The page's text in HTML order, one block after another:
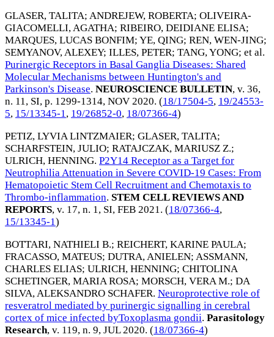
GLASER, TALITA; ANDREJEW, ROBERTA; OLIVEIRA-
GIACOMELLI, AGATHA; RIBEIRO, DEIDIANE ELISA;
MARQUES, LUCAS BONFIM; YE, QING; REN, WEN-JING;
SEMYANOV, ALEXEY; ILLES, PETER; TANG, YONG; et al.
Purinergic Receptors in Basal Ganglia Diseases: Shared
Molecular Mechanisms between Huntington's and
Parkinson's Disease. NEUROSCIENCE BULLETIN, v. 36,
n. 11, SI, p. 1299-1314, NOV 2020. (18/17504-5, 19/24553-
5, 15/13345-1, 19/26852-0, 18/07366-4)
PETIZ, LYVIA LINTZMAIER; GLASER, TALITA;
SCHARFSTEIN, JULIO; RATAJCZAK, MARIUSZ Z.;
ULRICH, HENNING. P2Y14 Receptor as a Target for
Neutrophilia Attenuation in Severe COVID-19 Cases: From
Hematopoietic Stem Cell Recruitment and Chemotaxis to
Thrombo-inflammation. STEM CELL REVIEWS AND
REPORTS, v. 17, n. 1, SI, FEB 2021. (18/07366-4,
15/13345-1)
BOTTARI, NATHIELI B.; REICHERT, KARINE PAULA;
FRACASSO, MATEUS; DUTRA, ANIELEN; ASSMANN,
CHARLES ELIAS; ULRICH, HENNING; CHITOLINA
SCHETINGER, MARIA ROSA; MORSCH, VERA M.; DA
SILVA, ALEKSANDRO SCHAFER. Neuroprotective role of
resveratrol mediated by purinergic signalling in cerebral
cortex of mice infected byToxoplasma gondii. Parasitology
Research, v. 119, n. 9, JUL 2020. (18/07366-4)